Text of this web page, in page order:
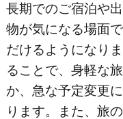
長期でのご宿泊や
物が気になる場面
だけるようになり
ることで、身軽な
か、急な予定変更
ります。また、旅